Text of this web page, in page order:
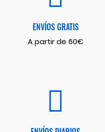
ENVÍOS GRATIS
A partir de 60€